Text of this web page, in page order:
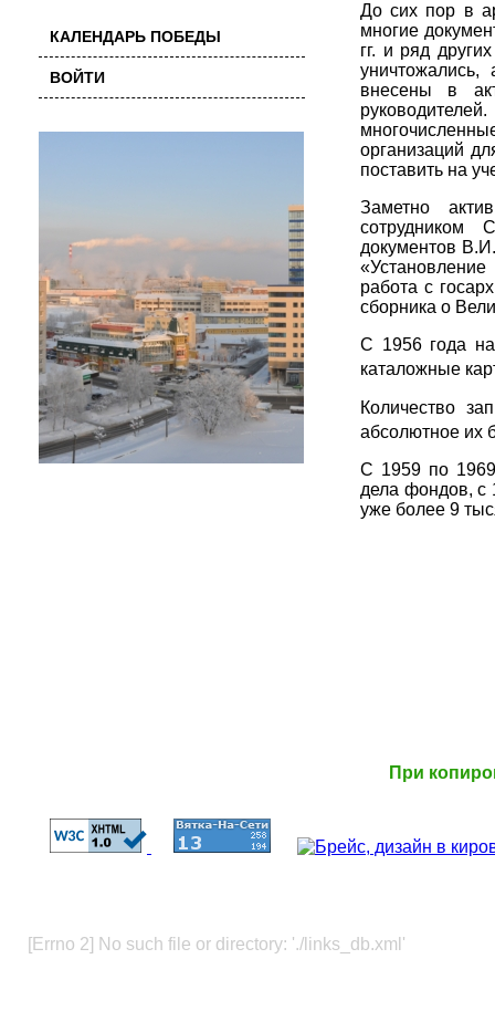
КАЛЕНДАРЬ ПОБЕДЫ
ВОЙТИ
До сих пор в
многие
гг. и ряд
уничтожались,
внесены в
организаций
поставить на
Заметно
сотрудником
документов
работа с
сборника о
С 1956 года
каталожные
Количество
абсолютное их
С 1959 по
дела фондов, с
уже более 9
При
[Errno 2] No such file or directory: './links_db.xml'